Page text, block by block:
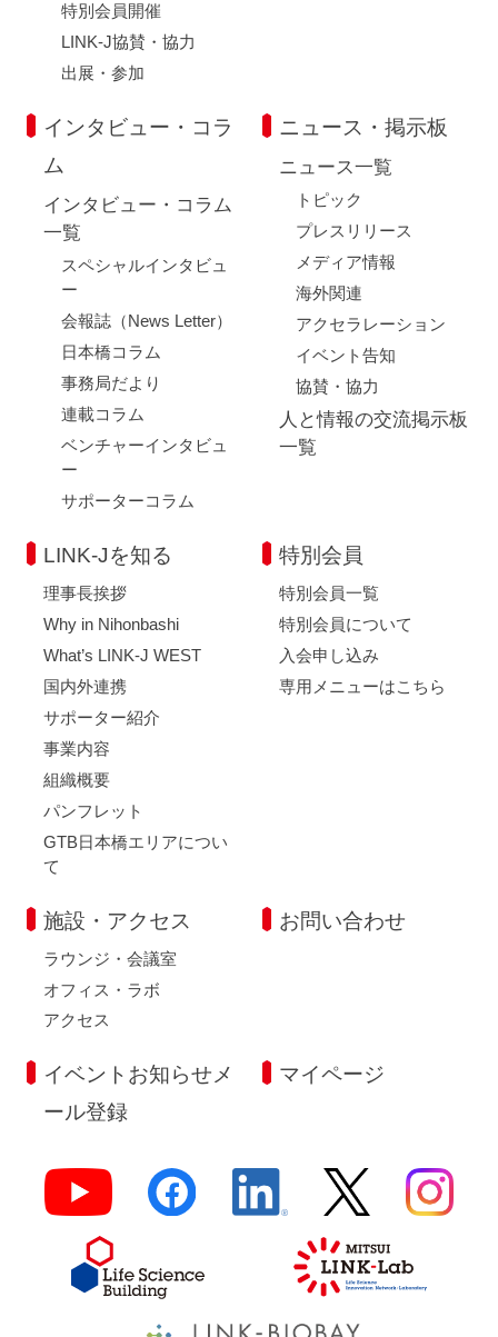
特別会員開催
LINK-J協賛・協力
出展・参加
インタビュー・コラ
ム
インタビュー・コラム
一覧
スペシャルインタビュ
ー
会報誌（News Letter）
日本橋コラム
事務局だより
連載コラム
ベンチャーインタビュ
ー
サポーターコラム
ニュース・掲示板
ニュース一覧
トピック
プレスリリース
メディア情報
海外関連
アクセラレーション
イベント告知
協賛・協力
人と情報の交流掲示板
一覧
LINK-Jを知る
理事長挨拶
Why in Nihonbashi
What’s LINK-J WEST
国内外連携
サポーター紹介
事業内容
組織概要
パンフレット
GTB日本橋エリアについ
て
特別会員
特別会員一覧
特別会員について
入会申し込み
専用メニューはこちら
施設・アクセス
ラウンジ・会議室
オフィス・ラボ
アクセス
お問い合わせ
イベントお知らせメ
ール登録
マイページ